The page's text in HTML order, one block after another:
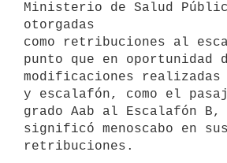
Ministerio de Salud
otorgadas
como retribuciones al
punto que en oportunidad
modificaciones realizadas
y escalafón, como el
grado Aab al Escalafón B,
significó menoscabo en sus
retribuciones.